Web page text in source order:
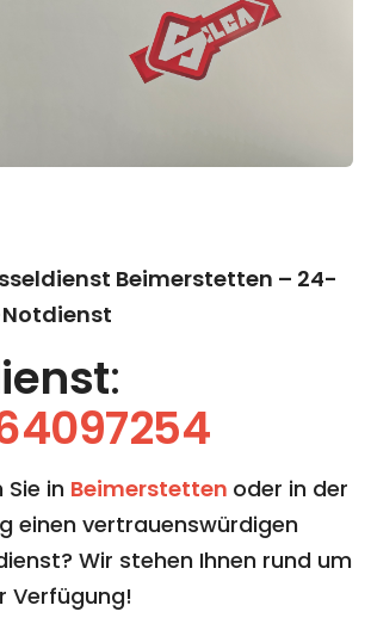
Beimerstetten – 24-
:
in Beimerstetten oder in der
einen vertrauenswürdigen
Wir stehen Ihnen rund um
Verfügung!